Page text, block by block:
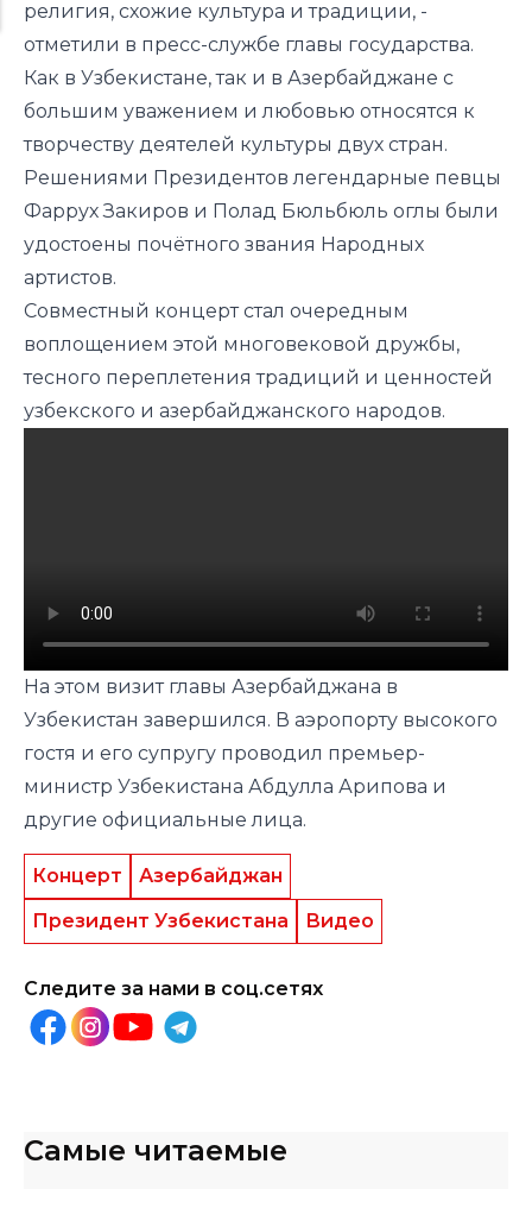
религия, схожие культура и традиции, -
отметили в пресс-службе главы государства.
Как в Узбекистане, так и в Азербайджане с
большим уважением и любовью относятся к
творчеству деятелей культуры двух стран.
Решениями Президентов легендарные певцы
Фаррух Закиров и Полад Бюльбюль оглы были
удостоены почётного звания Народных
артистов.
Совместный концерт стал очередным
воплощением этой многовековой дружбы,
тесного переплетения традиций и ценностей
узбекского и азербайджанского народов.
На этом визит главы Азербайджана в
Узбекистан завершился. В аэропорту высокого
гостя и его супругу проводил премьер-
министр Узбекистана Абдулла Арипова и
другие официальные лица.
Концерт
Азербайджан
Президент Узбекистана
Видео
Следите за нами в соц.сетях
Самые читаемые